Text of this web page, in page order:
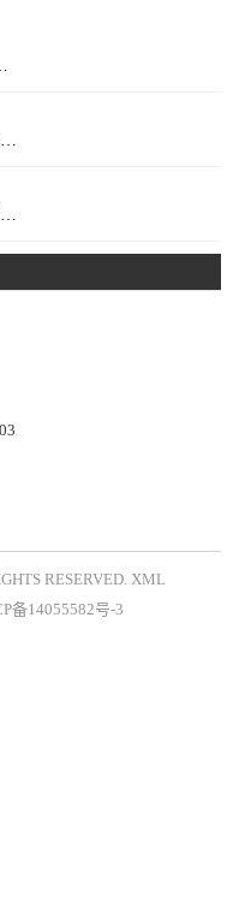
RESERVED. XML
备14055582号-3